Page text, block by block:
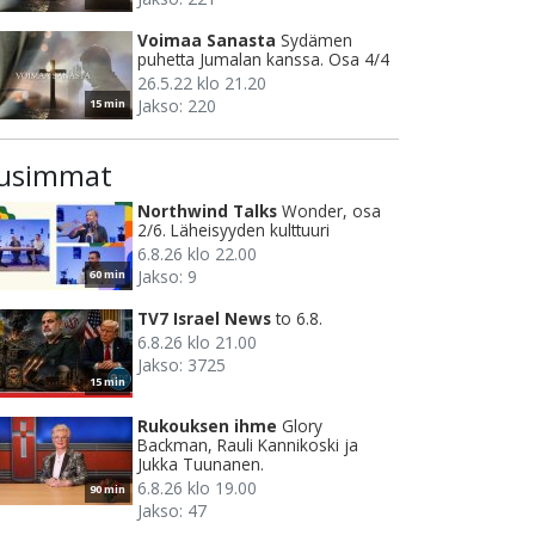
15 min
Voimaa Sanasta Sydämen
puhetta Jumalan kanssa. Osa 4/4
26.5.22 klo 21.20
Jakso: 220
60 min
Northwind Talks Wonder, osa
2/6. Läheisyyden kulttuuri
6.8.26 klo 22.00
Jakso: 9
15 min
TV7 Israel News to 6.8.
6.8.26 klo 21.00
Jakso: 3725
90 min
Rukouksen ihme Glory
Backman, Rauli Kannikoski ja
Jukka Tuunanen.
6.8.26 klo 19.00
Jakso: 47